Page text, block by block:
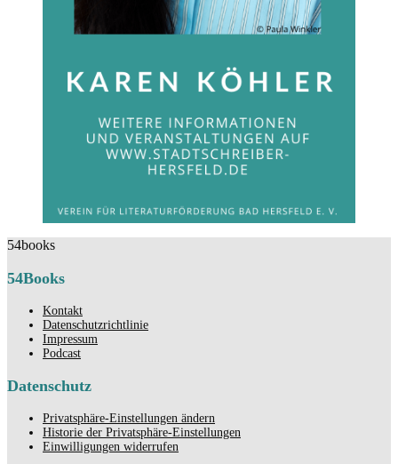
54books
54Books
Kontakt
Datenschutzrichtlinie
Impressum
Podcast
Datenschutz
Privatsphäre-Einstellungen ändern
Historie der Privatsphäre-Einstellungen
Einwilligungen widerrufen